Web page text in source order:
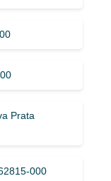
Prata
000